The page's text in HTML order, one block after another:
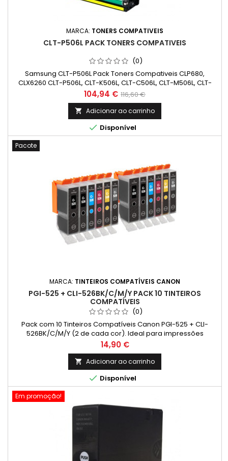
MARCA: TONERS COMPATIVEIS
CLT-P506L PACK TONERS COMPATIVEIS
(0)
Samsung CLT-P506L Pack Toners Compativeis CLP680,
CLX6260 CLT-P506L, CLT-K506L, CLT-C506L, CLT-M506L, CLT-
Y506L
Preço
104,94 € Preço
normal
116,60 €
 Adicionar ao carrinho
 Disponível
Pacote
MARCA: TINTEIROS COMPATÍVEIS CANON
PGI-525 + CLI-526BK/C/M/Y PACK 10 TINTEIROS
COMPATÍVEIS
(0)
Pack com 10 Tinteiros Compatíveis Canon PGI-525 + CLI-
526BK/C/M/Y (2 de cada cor). Ideal para impressões
vibrantes e econômicas com alta qualidade.
Preço
14,90 €
 Adicionar ao carrinho
 Disponível
Em promoção!